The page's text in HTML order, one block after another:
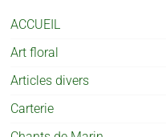
ACCUEIL
Art floral
Articles divers
Carterie